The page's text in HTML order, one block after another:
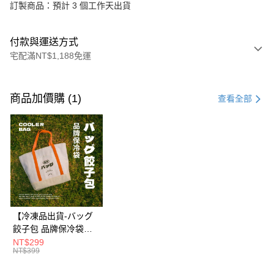
訂製商品：預計 3 個工作天出貨
付款與運送方式
宅配滿NT$1,188免運
信用卡一次付款
LINE Pay
Apple Pay
街口支付
悠遊付
Google Pay
貨到付款
商品加價購 (1) 查看全部
【冷凍品出貨-バッグ
餃子包 品牌保冷袋】
🍃環保水性油墨無毒首
選❌不含重金屬與甲醛
NT$299
NT$399